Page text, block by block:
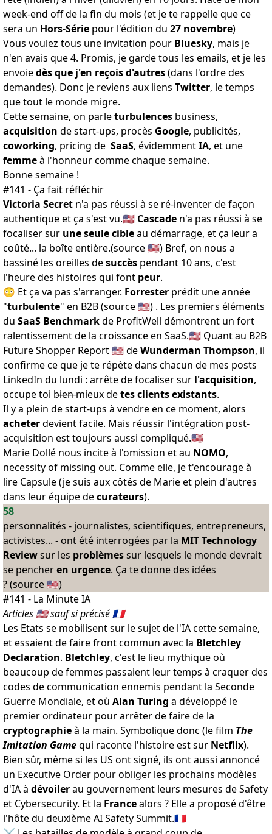
week-end off de la fin du mois (et je te rappelle que ce
sera un Hors-Série pour l'édition du 27 novembre)
Vous voulez tous une invitation pour Bluesky, mais je
n'en avais que 4. Promis, je garde tous les emails, et je les
envoiedès que j'en reçois d'autres(dans l'ordre des
demandes). Donc je reviens aux liens Twitter, le temps
que tout le monde migre.
Cette semaine, on parleturbulences business,
acquisition de start-ups, procès Google, publicités,
coworking, pricing de SaaS, évidemmentIA, et une
femmeà l'honneur comme chaque semaine.
Bonne semaine !
#141 - Ça fait réfléchir
Victoria Secret n'a pas réussi à se ré-inventer de façon
authentique etça s'est vu.🇺🇸 Cascade n'a pas réussi à se
focaliser sur une seule cibleau démarrage, et ça leur a
coûté... la boîte entière.(source🇺🇸) Bref, on nous a
bassiné les oreilles desuccès pendant 10 ans, c'est
l'heure des histoires qui font peur.
😳 Et ça va pas s'arranger. Forrester prédit une année
"turbulente" en B2B (source🇺🇸) . Les premiers éléments
du SaaS Benchmarkde ProfitWell démontrent un fort
ralentissement de la croissance en SaaS.🇺🇸 Quant au B2B
Future Shopper Report🇺🇸 deWunderman Thompson, il
confirme ce que je te répète dans chacun de mes posts
LinkedIn du lundi : arrête de focaliser sur l'acquisition,
occupe toi b̶i̶e̶n̶ mieux detes clients existants.
Il y a plein de start-ups à vendre en ce moment, alors
acheterdevient facile. Mais réussir l'intégration post-
acquisition esttoujours aussi compliqué.🇺🇸
Marie Dollé nous incite à l'omission et au NOMO,
necessity of missing out. Comme elle, je t'encourage à
lire Capsule(je suis aux côtés de Marie et plein d'autres
dans leur équipe decurateurs).
58
personnalités - journalistes, scientifiques, entrepreneurs,
activistes... - ont été interrogées par la MIT Technology
Reviewsur les problèmessur lesquels le monde devrait
se pencheren urgence. Ça te donne des idées
? (source🇺🇸)
#141 - La Minute IA
Articles 🇺🇸sauf si précisé 🇫🇷
Les Etats se mobilisent sur le sujet de l'IA cette semaine,
et essaient de faire front commun avec la Bletchley
Declaration. Bletchley, c'est le lieu mythique où
beaucoup de femmes passaient leur temps à craquer des
codes de communication ennemis pendant la Seconde
Guerre Mondiale, et où Alan Turing a développé le
premier ordinateur pour arrêter de faire de la
cryptographieà la main. Symbolique donc (le film The
Imitation Gamequi raconte l'histoire est sur Netflix).
Bien sûr, même si les US ont signé, ils ont aussi annoncé
un Executive Order pour obliger les prochains modèles
d'IA à dévoilerau gouvernement leurs mesures de Safety
et Cybersecurity. Et la Francealors ? Elle a proposé d'être
l'hôte du deuxièmeAI Safety Summit.🇫🇷